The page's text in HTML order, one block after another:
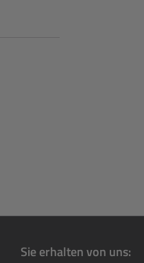
Sie erhalten von uns: